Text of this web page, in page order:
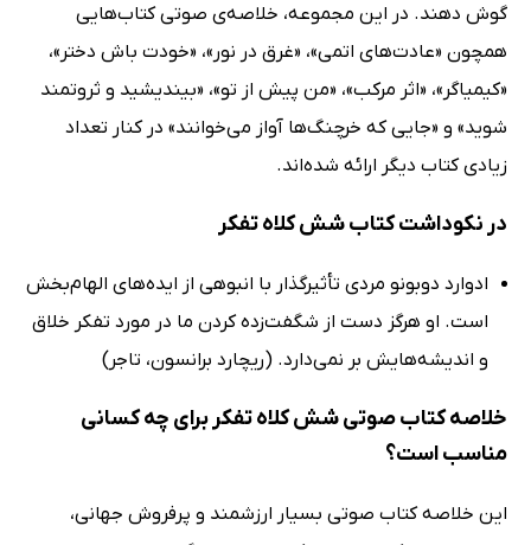
گوش دهند. در این مجموعه، خلاصه‌ی صوتی کتاب‌هایی
همچون «عادت‌های اتمی»، «غرق در نور»، «خودت باش دختر»،
«کیمیاگر»، «اثر مرکب»، «من پیش از تو»، «بیندیشید و ثروتمند
شوید» و «جایی که خرچنگ‌ها آواز می‌خوانند» در کنار تعداد
زیادی کتاب دیگر ارائه شده‌اند.
در نکوداشت کتاب شش کلاه تفکر
ادوارد دوبونو مردی تأثیرگذار با انبوهی از ایده‌های الهام‌بخش
است. او هرگز دست از شگفت‌زده کردن ما در مورد تفکر خلاق
و اندیشه‌هایش بر نمی‌دارد. (ریچارد برانسون، تاجر)
خلاصه کتاب صوتی شش کلاه تفکر برای چه کسانی
مناسب است؟
این خلاصه کتاب صوتی بسیار ارزشمند و پرفروش جهانی،